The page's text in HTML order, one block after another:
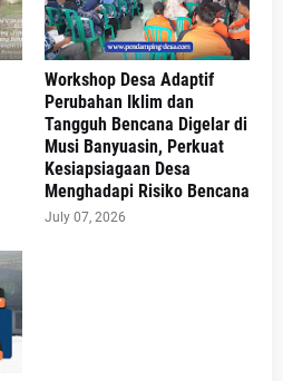
Workshop Desa Adaptif
Perubahan Iklim dan
Tangguh Bencana Digelar di
Musi Banyuasin, Perkuat
Kesiapsiagaan Desa
Menghadapi Risiko Bencana
July 07, 2026